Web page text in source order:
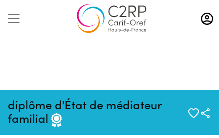
Aller
au
contenu
diplôme d'État de médiateur
familial
Pas de session programmée en
ce moment